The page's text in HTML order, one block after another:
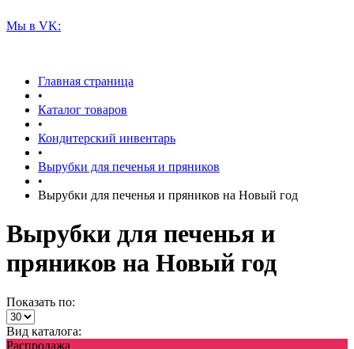
Мы в VK:
Главная страница
•
Каталог товаров
•
Кондитерский инвентарь
•
Вырубки для печенья и пряников
•
Вырубки для печенья и пряников на Новый год
Вырубки для печенья и
пряников на Новый год
Показать по:
Вид каталога:
Распродажа